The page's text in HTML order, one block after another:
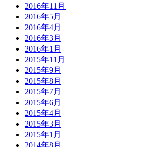
2016年11月
2016年5月
2016年4月
2016年3月
2016年1月
2015年11月
2015年9月
2015年8月
2015年7月
2015年6月
2015年4月
2015年3月
2015年1月
2014年8月